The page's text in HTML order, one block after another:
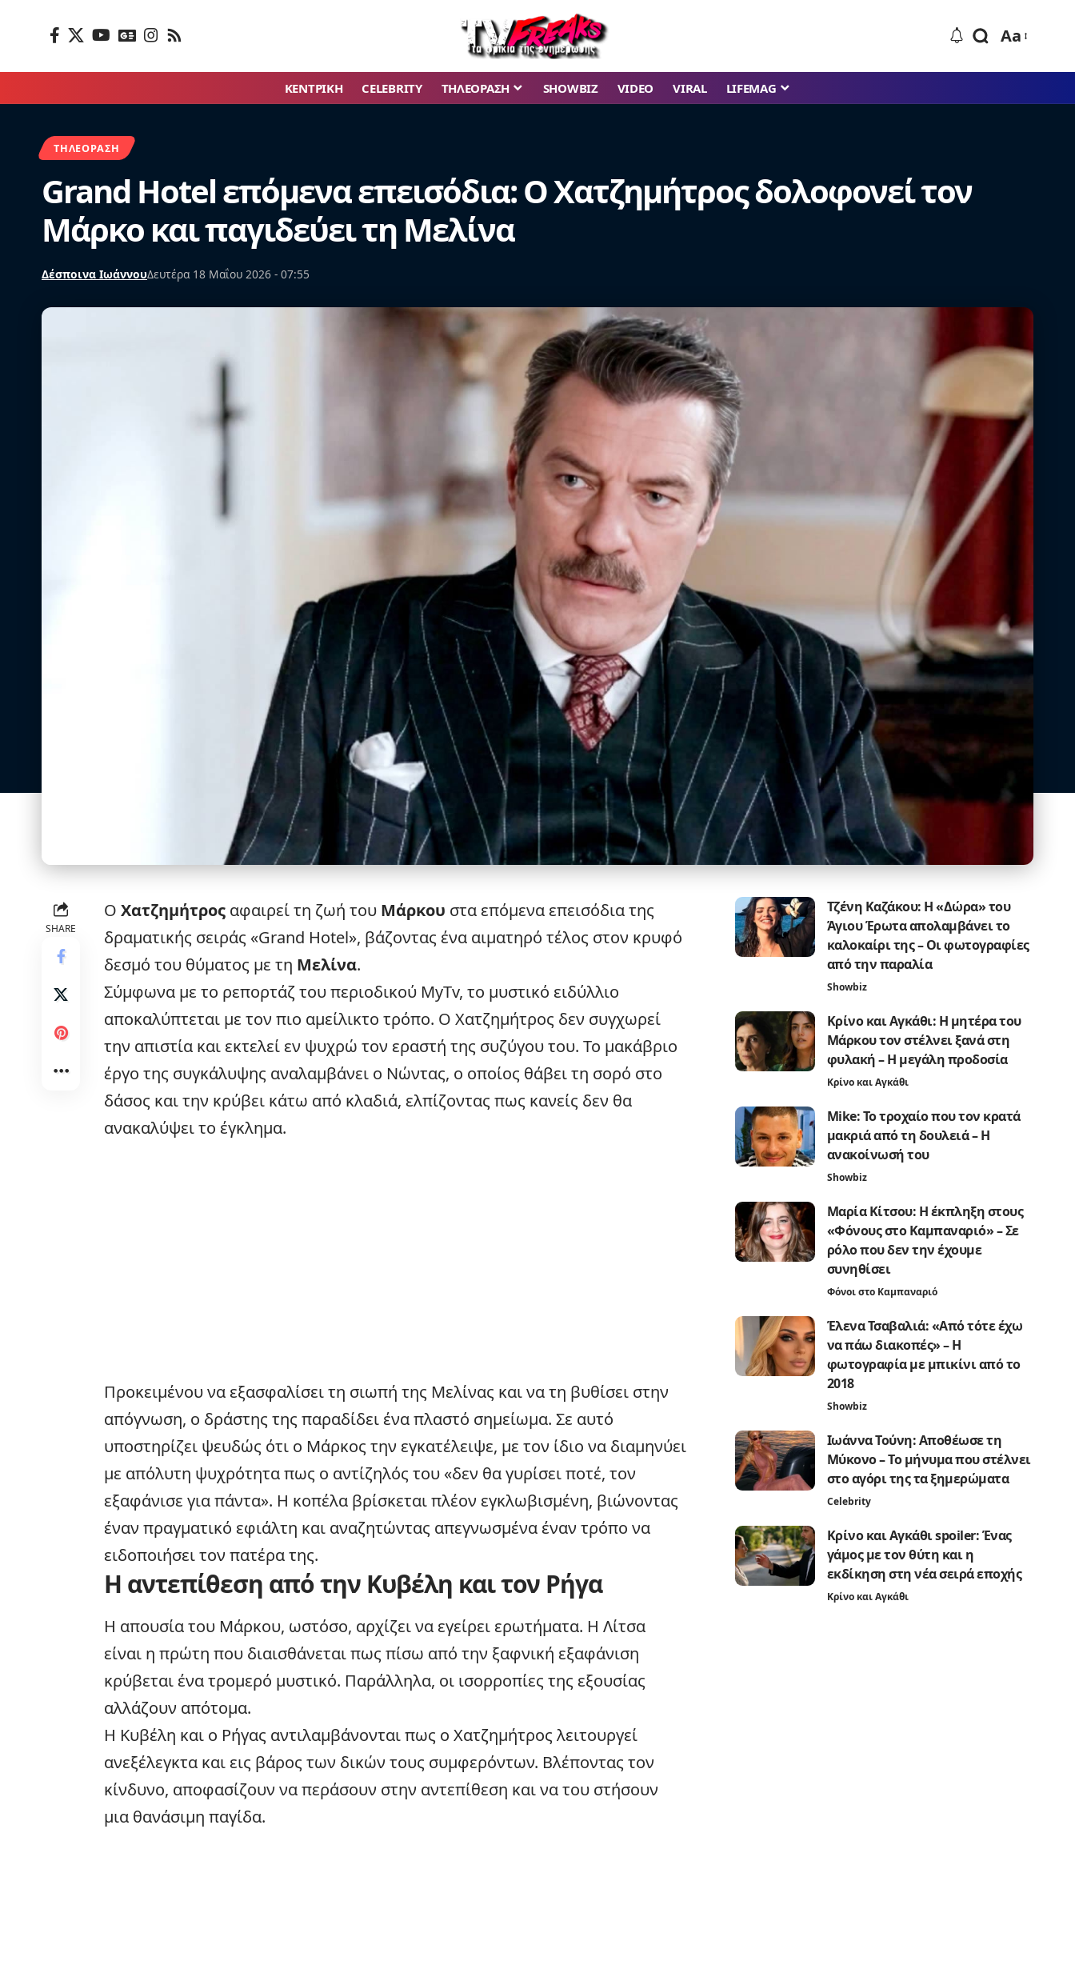
Aa
ΚΕΝΤΡΙΚΗ CELEBRITY ΤΗΛΕΟΡΑΣΗ SHOWBIZ VIDEO VIRAL LIFEMAG
ΤΗΛΕΌΡΑΣΗ
Grand Hotel επόμενα επεισόδια: Ο Χατζημήτρος δολοφονεί τον
Μάρκο και παγιδεύει τη Μελίνα
Δέσποινα ΙωάννουΔευτέρα 18 Μαΐου 2026 - 07:55
SHARE
Ο Χατζημήτρος αφαιρεί τη ζωή του Μάρκου στα επόμενα επεισόδια της
δραματικής σειράς «Grand Hotel», βάζοντας ένα αιματηρό τέλος στον κρυφό
δεσμό του θύματος με τη Μελίνα.
Σύμφωνα με το ρεπορτάζ του περιοδικού MyTv, το μυστικό ειδύλλιο
αποκαλύπτεται με τον πιο αμείλικτο τρόπο. Ο Χατζημήτρος δεν συγχωρεί
την απιστία και εκτελεί εν ψυχρώ τον εραστή της συζύγου του. Το μακάβριο
έργο της συγκάλυψης αναλαμβάνει ο Νώντας, ο οποίος θάβει τη σορό στο
δάσος και την κρύβει κάτω από κλαδιά, ελπίζοντας πως κανείς δεν θα
ανακαλύψει το έγκλημα.
Προκειμένου να εξασφαλίσει τη σιωπή της Μελίνας και να τη βυθίσει στην
απόγνωση, ο δράστης της παραδίδει ένα πλαστό σημείωμα. Σε αυτό
υποστηρίζει ψευδώς ότι ο Μάρκος την εγκατέλειψε, με τον ίδιο να διαμηνύει
με απόλυτη ψυχρότητα πως ο αντίζηλός του «δεν θα γυρίσει ποτέ, τον
εξαφάνισε για πάντα». Η κοπέλα βρίσκεται πλέον εγκλωβισμένη, βιώνοντας
έναν πραγματικό εφιάλτη και αναζητώντας απεγνωσμένα έναν τρόπο να
ειδοποιήσει τον πατέρα της.
Η αντεπίθεση από την Κυβέλη και τον Ρήγα
Η απουσία του Μάρκου, ωστόσο, αρχίζει να εγείρει ερωτήματα. Η Λίτσα
είναι η πρώτη που διαισθάνεται πως πίσω από την ξαφνική εξαφάνιση
κρύβεται ένα τρομερό μυστικό. Παράλληλα, οι ισορροπίες της εξουσίας
αλλάζουν απότομα.
Η Κυβέλη και ο Ρήγας αντιλαμβάνονται πως ο Χατζημήτρος λειτουργεί
ανεξέλεγκτα και εις βάρος των δικών τους συμφερόντων. Βλέποντας τον
κίνδυνο, αποφασίζουν να περάσουν στην αντεπίθεση και να του στήσουν
μια θανάσιμη παγίδα.
Τζένη Καζάκου: Η «Δώρα» του
Άγιου Έρωτα απολαμβάνει το
καλοκαίρι της – Οι φωτογραφίες
από την παραλία
Showbiz
Κρίνο και Αγκάθι: Η μητέρα του
Μάρκου τον στέλνει ξανά στη
φυλακή – Η μεγάλη προδοσία
Κρίνο και Αγκάθι
Mike: Το τροχαίο που τον κρατά
μακριά από τη δουλειά – Η
ανακοίνωσή του
Showbiz
Μαρία Κίτσου: Η έκπληξη στους
«Φόνους στο Καμπαναριό» – Σε
ρόλο που δεν την έχουμε
συνηθίσει
Φόνοι στο Καμπαναριό
Έλενα Τσαβαλιά: «Από τότε έχω
να πάω διακοπές» – Η
φωτογραφία με μπικίνι από το
2018
Showbiz
Ιωάννα Τούνη: Αποθέωσε τη
Μύκονο – Το μήνυμα που στέλνει
στο αγόρι της τα ξημερώματα
Celebrity
Κρίνο και Αγκάθι spoiler: Ένας
γάμος με τον θύτη και η
εκδίκηση στη νέα σειρά εποχής
Κρίνο και Αγκάθι